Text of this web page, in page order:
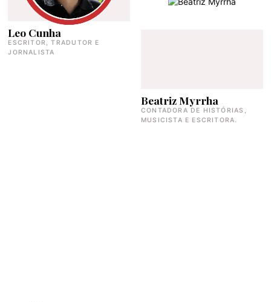
Leo Cunha
ESCRITOR, TRADUTOR E
JORNALISTA
Beatriz Myrrha
CONTADORA DE HISTÓRIAS,
MUSICISTA E ESCRITORA.